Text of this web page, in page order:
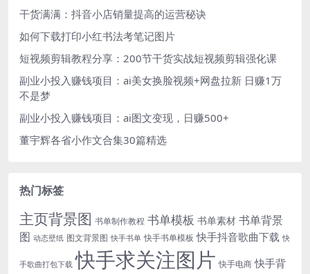
干货满满：抖音小店销量提高的运营秘诀
如何下载打印小红书法考笔记图片
短视频剪辑教程分享：200节干货实战短视频剪辑强化课
副业小投入赚钱项目：ai美女换脸视频+网盘拉新 日赚1万
不是梦
副业小投入赚钱项目：ai图文变现，日赚500+
董宇辉各省小作文合集30篇精选
热门标签
主页背景图 书单制作教程 书单模板 书单素材 书单背景
图 动态壁纸 图文背景图 快手书单 快手书单模板 快手抖音歌曲下载 快
手歌曲打包下载 快手求关注图片 快手电商 快手背